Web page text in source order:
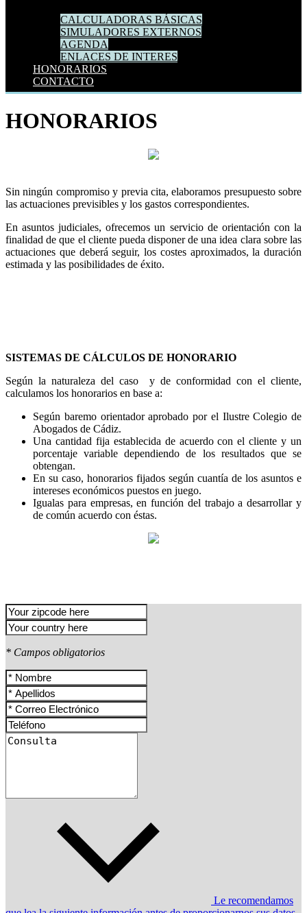
CALCULADORAS BÁSICAS
SIMULADORES EXTERNOS
AGENDA
ENLACES DE INTERES
HONORARIOS
CONTACTO
HONORARIOS
Sin ningún compromiso y previa cita, elaboramos presupuesto sobre
las actuaciones previsibles y los gastos correspondientes.
En asuntos judiciales, ofrecemos un servicio de orientación con la
finalidad de que el cliente pueda disponer de una idea clara sobre las
actuaciones que deberá seguir, los costes aproximados, la duración
estimada y las posibilidades de éxito.
SISTEMAS DE CÁLCULOS DE HONORARIO
Según la naturaleza del caso y de conformidad con el cliente,
calculamos los honorarios en base a:
Según baremo orientador aprobado por el Ilustre Colegio de
Abogados de Cádiz.
Una cantidad fija establecida de acuerdo con el cliente y un
porcentaje variable dependiendo de los resultados que se
obtengan.
En su caso, honorarios fijados según cuantía de los asuntos e
intereses económicos puestos en juego.
Igualas para empresas, en función del trabajo a desarrollar y
de común acuerdo con éstas.
* Campos obligatorios
Le recomendamos